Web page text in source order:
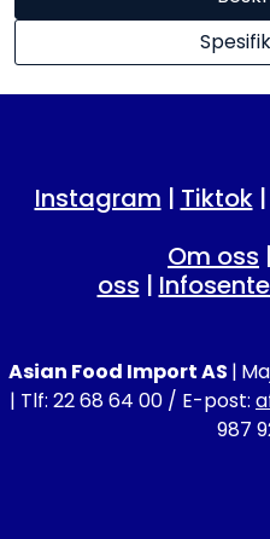
Instagram | Tiktok|
Om oss |
oss |
Asian Food Import AS |
| Tlf: 22 68 64 00 / E-post:
987